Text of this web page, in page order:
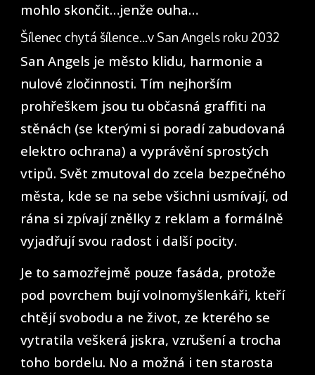
mohlo skončit…jenže ouha…
Šílenec chytá šílence…v San Angels roku 2032
San Angels je město klidu, harmonie a
nulové zločinnosti. Tím nejhorším
prohřeškem jsou tu občasná graffiti na
stěnách (se kterými si poradí zabudovaná
elektro ochrana) a vyprávění sprostých
vtipů. Svět zmutoval do zcela bezpečného
města, kde se na sebe všichni usmívají, od
rána si zpívají znělky z reklam a formálně
vyjadřují svou radost i další pocity.
Je to samozřejmě pouze fasáda, protože
pod povrchem bují volnomyšlenkáři, kteří
chtějí svobodu a ne život, ze kterého se
vytratila veškerá jiskra, vzrušení a trocha
toho bordelu. No a možná i ten starosta